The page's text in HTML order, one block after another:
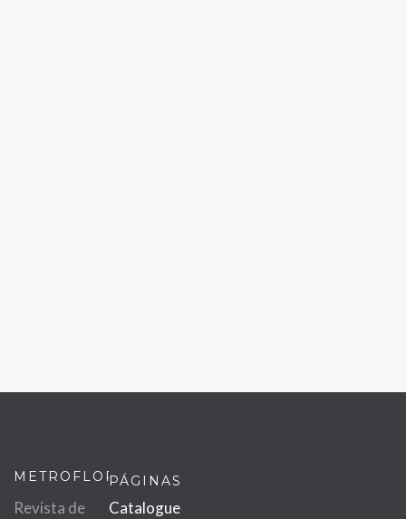
METROFLOR
Revista de
PÁGINAS
Catalogue